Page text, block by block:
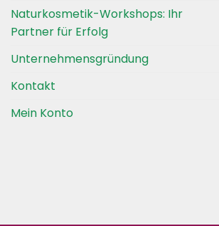
Optionen
können
auf
der
Naturkosmetik-Workshops: Ihr
Partner für Erfolg
Unternehmensgründung
Kontakt
Mein Konto